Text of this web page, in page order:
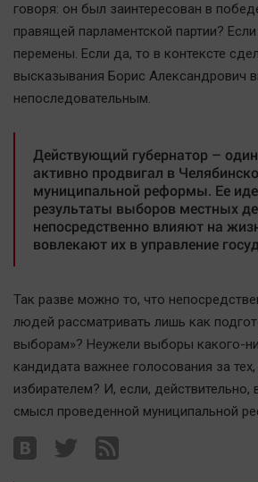
XX век: криминальные уроки
Банки
Медиаграмотность
Прогулки по городу Ч
Спецпроект
Статистика
Челябинск космический
Bookworms
English version
Online-консультация
Блогеркуль
говоря: он был заинтересован в
правящей парламентской партии?
перемены. Если да, то в контексте
высказывания Борис Александрович
непоследовательным.
Действующий губернатор – один
активно продвигал в
муниципальной реформы. Ее
результаты выборов местных
непосредственно влияют на
вовлекают их в управление
Так разве можно то, что
людей рассматривать лишь как
выборам»? Неужели выборы какого-
кандидата важнее голосования за
избирателем? И, если, действительно,
смысл проведенной муниципальной